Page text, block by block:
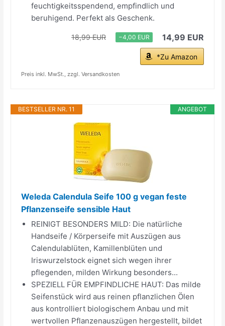
feuchtigkeitsspendend, empfindlich und
beruhigend. Perfekt als Geschenk.
18,99 EUR −4,00 EUR 14,99 EUR
*Zu Amazon
Preis inkl. MwSt., zzgl. Versandkosten
ANGEBOT
BESTSELLER NR. 11
Weleda Calendula Seife 100 g vegan feste
Pflanzenseife sensible Haut
REINIGT BESONDERS MILD: Die natürliche
Handseife / Körperseife mit Auszügen aus
Calendulablüten, Kamillenblüten und
Iriswurzelstock eignet sich wegen ihrer
pflegenden, milden Wirkung besonders...
SPEZIELL FÜR EMPFINDLICHE HAUT: Das milde
Seifenstück wird aus reinen pflanzlichen Ölen
aus kontrolliert biologischem Anbau und mit
wertvollen Pflanzenauszügen hergestellt, bildet